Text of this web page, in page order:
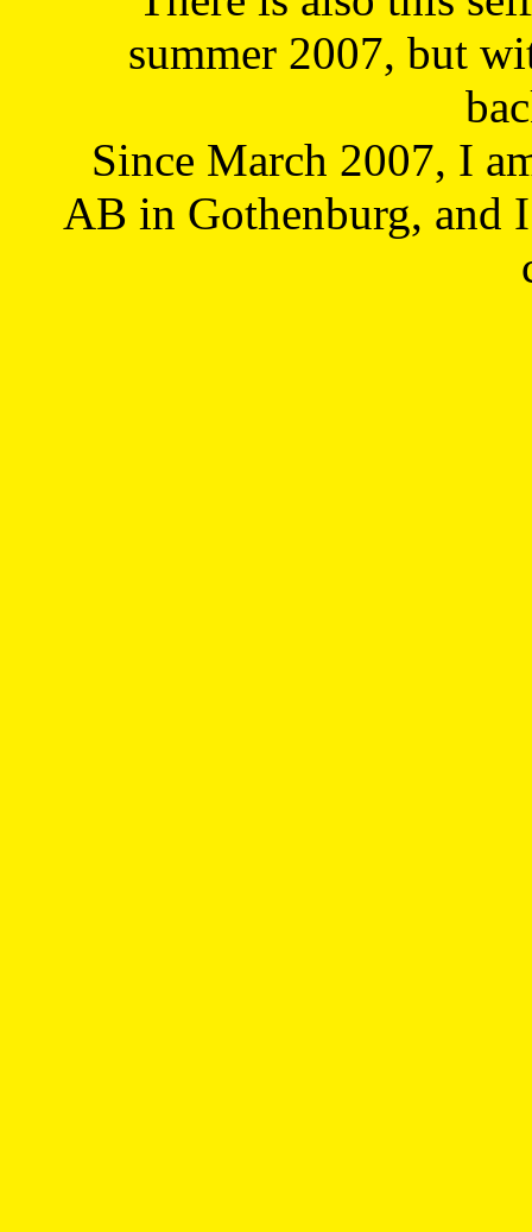
summer 2007, but
Since March 2007, I
AB in Gothenburg, and